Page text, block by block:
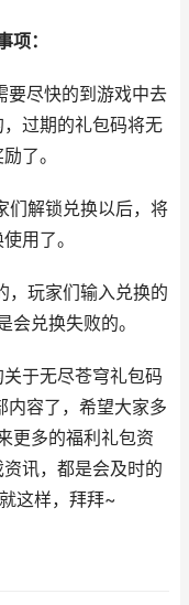
项：
尽快的到游戏中去
过期的礼包码将无
了。
解锁兑换以后，将
用了。
玩家们输入兑换的
会兑换失败的。
于无尽苍穹礼包码
内容了，希望大家多
更多的福利礼包资
讯，都是会及时的
这样，拜拜~